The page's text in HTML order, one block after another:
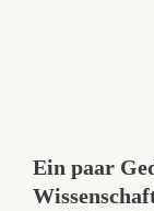
Ein paar